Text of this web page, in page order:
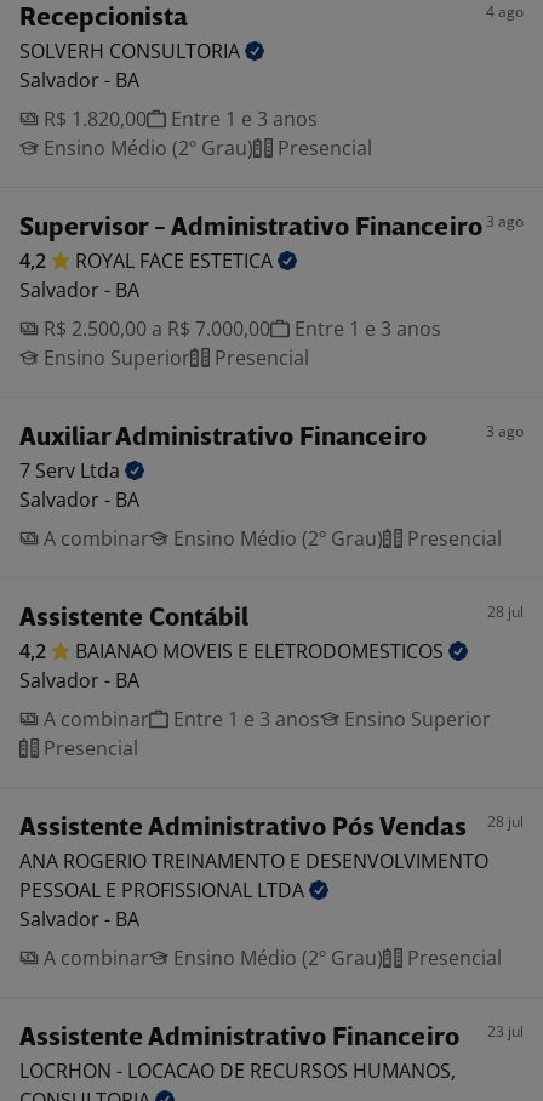
Recepcionista 4 ago
SOLVERH CONSULTORIA
Salvador - BA
R$ 1.820,00
Entre 1 e 3 anos
Ensino Médio (2º Grau)
Presencial
Supervisor - Administrativo Financeiro 3 ago
4,2 ROYAL FACE ESTETICA
Salvador - BA
R$ 2.500,00 a R$ 7.000,00
Entre 1 e 3 anos
Ensino Superior
Presencial
Auxiliar Administrativo Financeiro 3 ago
7 Serv Ltda
Salvador - BA
A combinar
Ensino Médio (2º Grau) Presencial
Assistente Contábil 28 jul
4,2 BAIANAO MOVEIS E ELETRODOMESTICOS
Salvador - BA
A combinar
Entre 1 e 3 anos
Ensino Superior
Presencial
Assistente Administrativo Pós Vendas 28 jul
ANA ROGERIO TREINAMENTO E DESENVOLVIMENTO
PESSOAL E PROFISSIONAL LTDA
Salvador - BA
A combinar
Ensino Médio (2º Grau) Presencial
Assistente Administrativo Financeiro 23 jul
LOCRHON - LOCACAO DE RECURSOS HUMANOS,